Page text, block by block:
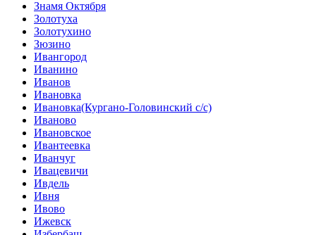
Знамя Октября
Золотуха
Золотухино
Зюзино
Ивангород
Иванино
Иванов
Ивановка
Ивановка(Кургано-Головинский с/с)
Иваново
Ивановское
Ивантеевка
Иванчуг
Ивацевичи
Ивдель
Ивня
Ивово
Ижевск